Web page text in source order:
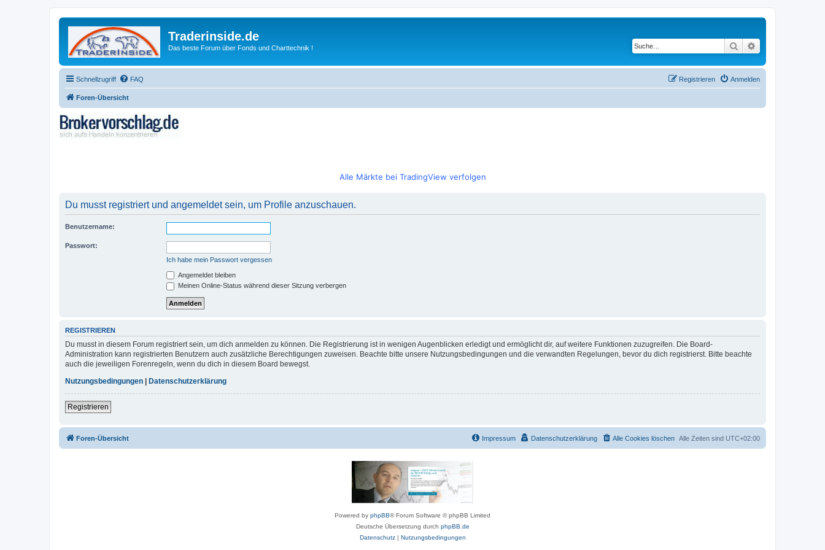
Traderinside.de
Das beste Forum über Fonds und Charttechnik ! Suche
Schnellzugriff FAQ Anmelden
Registrieren
Foren-Übersicht
Alle Märkte bei TradingView verfolgen
Du musst registriert und angemeldet sein, um Profile anzuschauen.
Benutzername:
Passwort:
Ich habe mein Passwort vergessen
Angemeldet bleiben
Meinen Online-Status während dieser Sitzung verbergen
REGISTRIEREN
Du musst in diesem Forum registriert sein, um dich anmelden zu können. Die Registrierung ist in wenigen Augenblicken erledigt und ermöglicht dir, auf weitere Funktionen zuzugreifen. Die Board-
Administration kann registrierten Benutzern auch zusätzliche Berechtigungen zuweisen. Beachte bitte unsere Nutzungsbedingungen und die verwandten Regelungen, bevor du dich registrierst. Bitte beachte
auch die jeweiligen Forenregeln, wenn du dich in diesem Board bewegst.
Nutzungsbedingungen
Datenschutzerklärung
Registrieren
Foren-Übersicht Alle Zeiten sind UTC+02:00
Alle Cookies löschen
Datenschutzerklärung
Impressum
Powered by phpBB® Forum Software © phpBB Limited
Deutsche Übersetzung durch phpBB.de
Datenschutz| Nutzungsbedingungen